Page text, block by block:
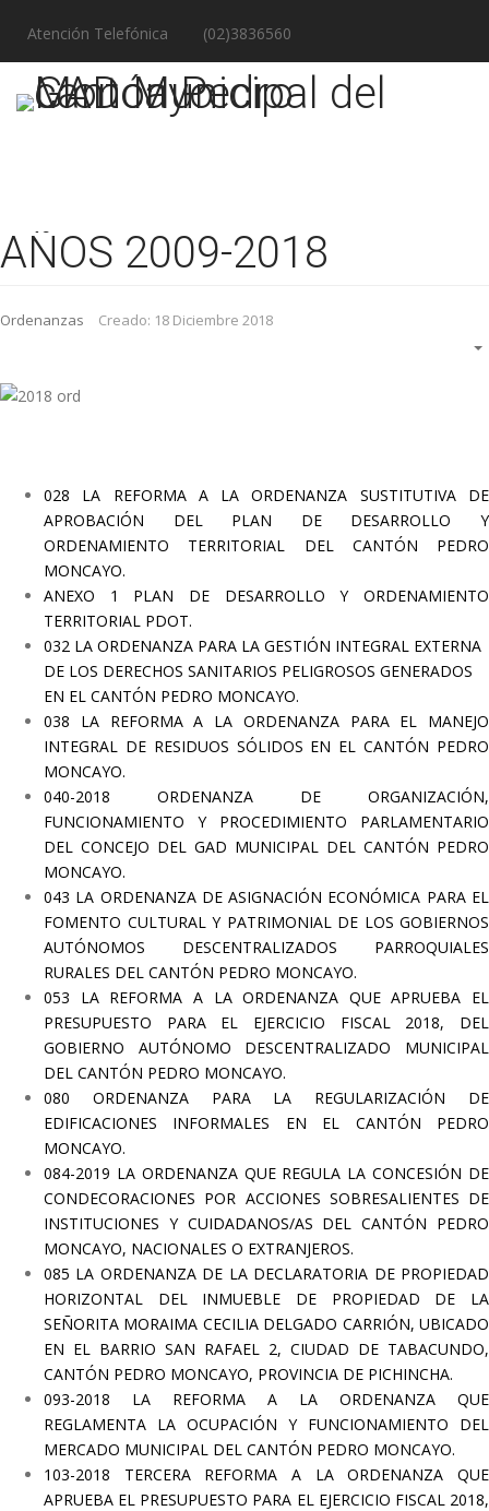
Atención Telefónica (02)3836560
AÑOS 2009-2018
Ordenanzas Creado: 18 Diciembre 2018
028 LA REFORMA A LA ORDENANZA SUSTITUTIVA DE
APROBACIÓN DEL PLAN DE DESARROLLO Y
ORDENAMIENTO TERRITORIAL DEL CANTÓN PEDRO
MONCAYO.
ANEXO 1 PLAN DE DESARROLLO Y ORDENAMIENTO
TERRITORIAL PDOT.
032 LA ORDENANZA PARA LA GESTIÓN INTEGRAL EXTERNA
DE LOS DERECHOS SANITARIOS PELIGROSOS GENERADOS
EN EL CANTÓN PEDRO MONCAYO.
038 LA REFORMA A LA ORDENANZA PARA EL MANEJO
INTEGRAL DE RESIDUOS SÓLIDOS EN EL CANTÓN PEDRO
MONCAYO.
040-2018 ORDENANZA DE ORGANIZACIÓN,
FUNCIONAMIENTO Y PROCEDIMIENTO PARLAMENTARIO
DEL CONCEJO DEL GAD MUNICIPAL DEL CANTÓN PEDRO
MONCAYO.
043 LA ORDENANZA DE ASIGNACIÓN ECONÓMICA PARA EL
FOMENTO CULTURAL Y PATRIMONIAL DE LOS GOBIERNOS
AUTÓNOMOS DESCENTRALIZADOS PARROQUIALES
RURALES DEL CANTÓN PEDRO MONCAYO.
053 LA REFORMA A LA ORDENANZA QUE APRUEBA EL
PRESUPUESTO PARA EL EJERCICIO FISCAL 2018, DEL
GOBIERNO AUTÓNOMO DESCENTRALIZADO MUNICIPAL
DEL CANTÓN PEDRO MONCAYO.
080 ORDENANZA PARA LA REGULARIZACIÓN DE
EDIFICACIONES INFORMALES EN EL CANTÓN PEDRO
MONCAYO.
084-2019 LA ORDENANZA QUE REGULA LA CONCESIÓN DE
CONDECORACIONES POR ACCIONES SOBRESALIENTES DE
INSTITUCIONES Y CUIDADANOS/AS DEL CANTÓN PEDRO
MONCAYO, NACIONALES O EXTRANJEROS.
085 LA ORDENANZA DE LA DECLARATORIA DE PROPIEDAD
HORIZONTAL DEL INMUEBLE DE PROPIEDAD DE LA
SEÑORITA MORAIMA CECILIA DELGADO CARRIÓN, UBICADO
EN EL BARRIO SAN RAFAEL 2, CIUDAD DE TABACUNDO,
CANTÓN PEDRO MONCAYO, PROVINCIA DE PICHINCHA.
093-2018 LA REFORMA A LA ORDENANZA QUE
REGLAMENTA LA OCUPACIÓN Y FUNCIONAMIENTO DEL
MERCADO MUNICIPAL DEL CANTÓN PEDRO MONCAYO.
103-2018 TERCERA REFORMA
A LA ORDENANZA QUE
APRUEBA EL PRESUPUESTO PARA EL EJERCICIO FISCAL 2018,